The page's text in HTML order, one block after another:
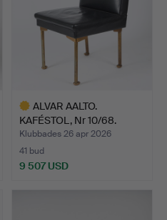
ALVAR AALTO.
KAFÉSTOL, Nr 10/68.
Formgiven…
Klubbades 26 apr 2026
41 bud
9 507 USD